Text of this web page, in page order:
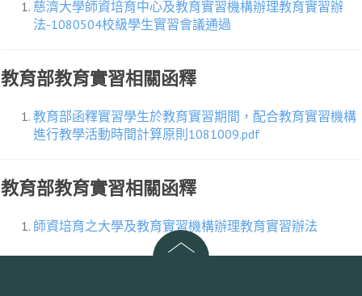
慈濟大學師資培育中心及教育實習機構辦理教育實習辦
法-1080504校級學生實習會議通過
教育部教育實習相關函釋
教育部函釋實習學生於教育實習期間，配合教育實習機構
進行教學活動時間計算原則1081009.pdf
教育部教育實習相關函釋
師資培育之大學及教育實習機構辦理教育實習辦法